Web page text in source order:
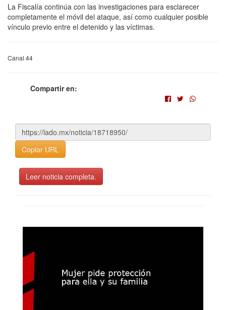
La Fiscalía continúa con las investigaciones para esclarecer
completamente el móvil del ataque, así como cualquier posible
vínculo previo entre el detenido y las víctimas.
Canal 44
Compartir en:
Copiar URL
Leer noticia completa.